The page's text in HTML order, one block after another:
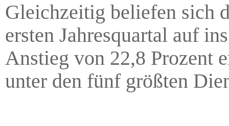
Gleichzeitig beliefen sich
ersten Jahresquartal auf
Anstieg von 22,8 Prozent
unter den fünf größten